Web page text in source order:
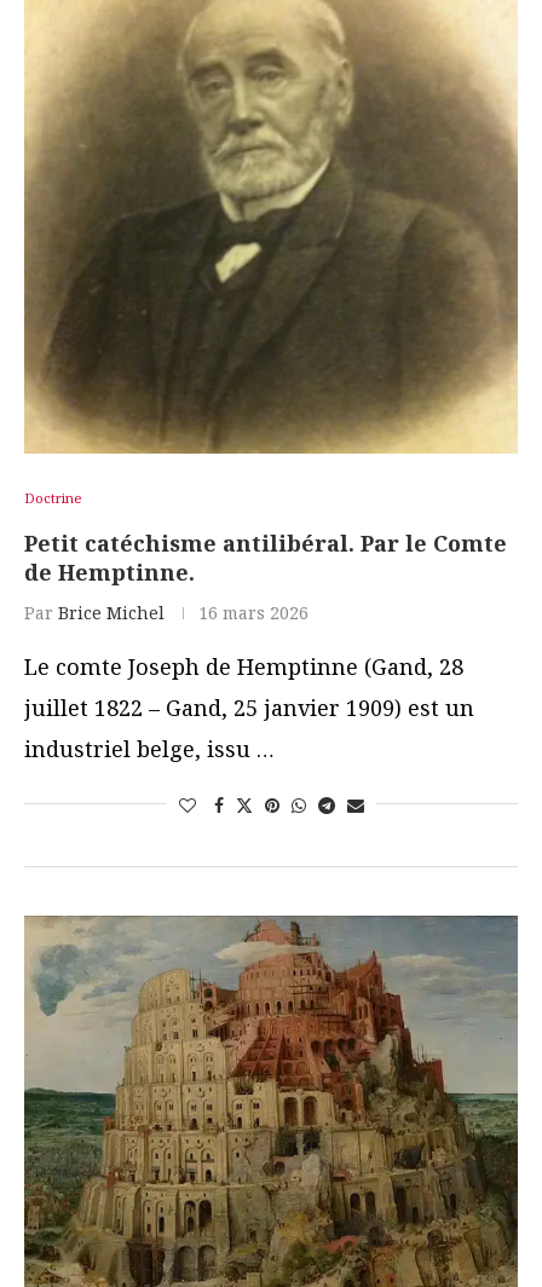
Doctrine
Petit catéchisme antilibéral. Par le Comte
de Hemptinne.
Par Brice Michel 16 mars 2026
Le comte Joseph de Hemptinne (Gand, 28
juillet 1822 – Gand, 25 janvier 1909) est un
industriel belge, issu …